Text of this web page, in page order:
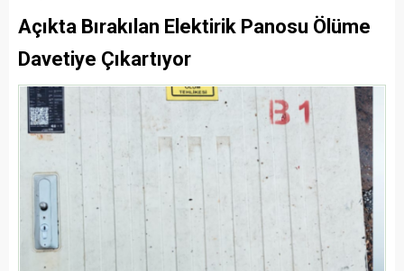
Açıkta Bırakılan Elektirik Panosu Ölüme
Davetiye Çıkartıyor